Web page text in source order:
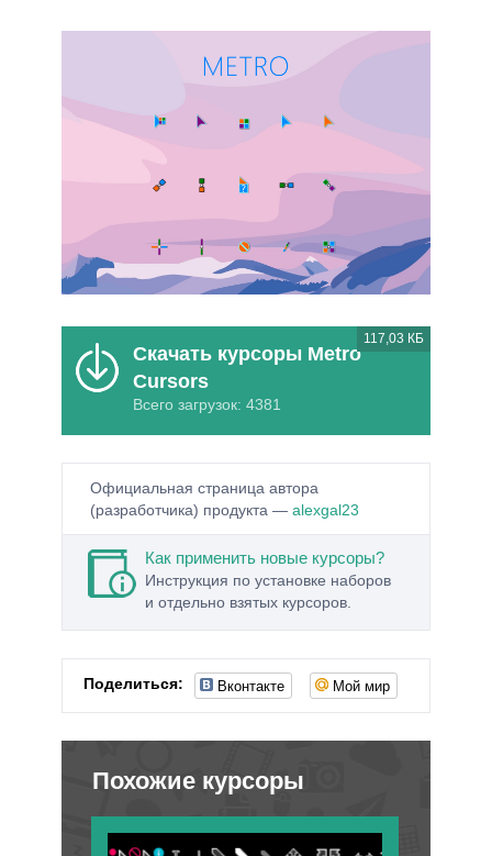
Скачать курсоры Metro
Cursors
Всего загрузок: 4381
117,03 КБ
Официальная страница автора
(разработчика) продукта — alexgal23
Как применить новые курсоры?
Инструкция по установке наборов
и отдельно взятых курсоров.
Поделиться: Вконтакте Мой мир
Похожие курсоры